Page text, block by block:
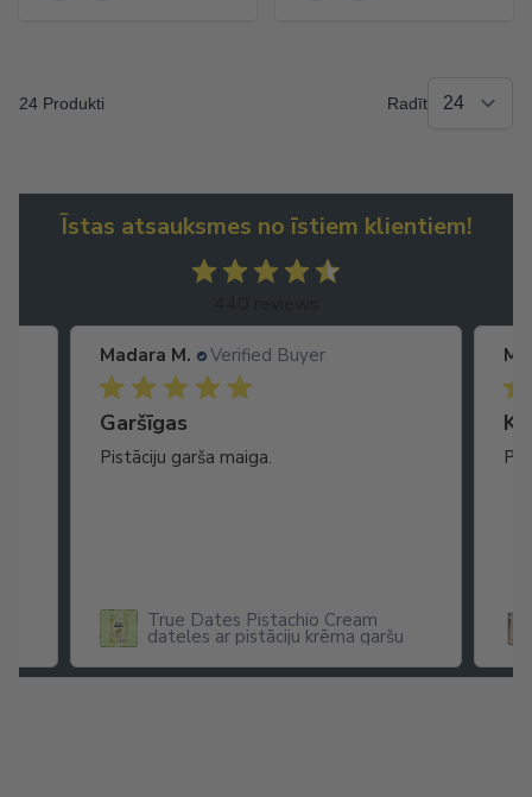
24 Produkti Radīt
Īstas atsauksmes no īstiem klientiem!
Madara M. Verified Buyer
Garšīgas
Pistāciju garša maiga.
True Dates Pistachio Cream
dateles ar pistāciju krēma garšu